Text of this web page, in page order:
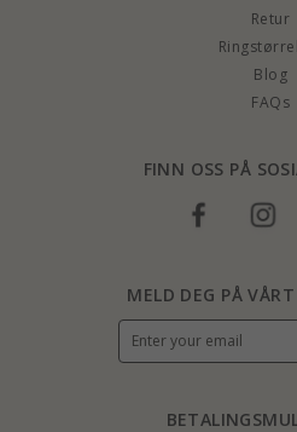
Retur
Blog
FAQs
FINN OSS PÅ
MELD DEG PÅ